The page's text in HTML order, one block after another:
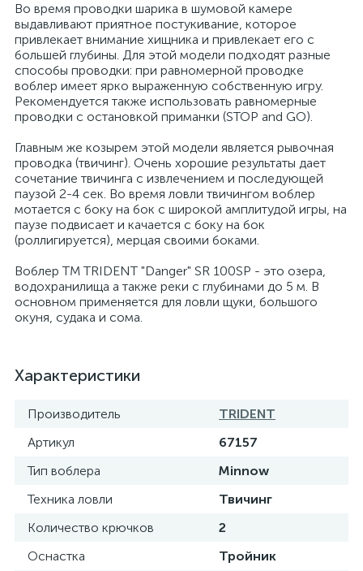
Во время проводки шарика в шумовой камере
выдавливают приятное постукивание, которое
привлекает внимание хищника и привлекает его с
большей глубины. Для этой модели подходят разные
способы проводки: при равномерной проводке
воблер имеет ярко выраженную собственную игру.
Рекомендуется также использовать равномерные
проводки с остановкой приманки (STOP and GO).
Главным же козырем этой модели является рывочная
проводка (твичинг). Очень хорошие результаты дает
сочетание твичинга с извлечением и последующей
паузой 2-4 сек. Во время ловли твичингом воблер
мотается с боку на бок с широкой амплитудой игры, на
паузе подвисает и качается с боку на бок
(роллигируется), мерцая своими боками.
Воблер ТМ TRIDENT "Danger" SR 100SP - это озера,
водохранилища а также реки с глубинами до 5 м. В
основном применяется для ловли щуки, большого
окуня, судака и сома.
Характеристики
Производитель
TRIDENT
Артикул
67157
Тип воблера
Minnow
Техника ловли
Твичинг
Количество крючков
2
Оснастка
Тройник